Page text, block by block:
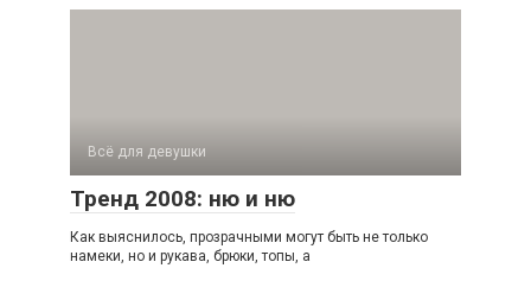
Всё для девушки
Тренд 2008: ню и ню
Как выяснилось, прозрачными могут быть не только
намеки, но и рукава, брюки, топы, а